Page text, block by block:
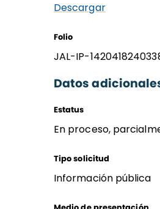
Descargar
Folio
JAL-IP-
Datos
Estatus
En proceso,
Tipo solicitud
Información pública